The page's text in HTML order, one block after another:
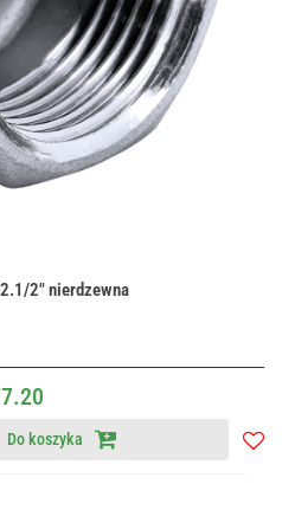
2" nierdzewna
Do koszyka